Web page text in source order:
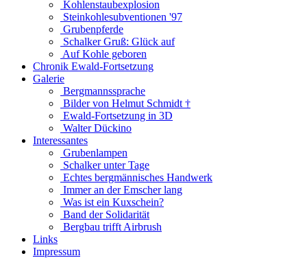
Kohlenstaubexplosion
Steinkohlesubventionen '97
Grubenpferde
Schalker Gruß: Glück auf
Auf Kohle geboren
Chronik Ewald-Fortsetzung
Galerie
Bergmannssprache
Bilder von Helmut Schmidt †
Ewald-Fortsetzung in 3D
Walter Dückino
Interessantes
Grubenlampen
Schalker unter Tage
Echtes bergmännisches Handwerk
Immer an der Emscher lang
Was ist ein Kuxschein?
Band der Solidarität
Bergbau trifft Airbrush
Links
Impressum